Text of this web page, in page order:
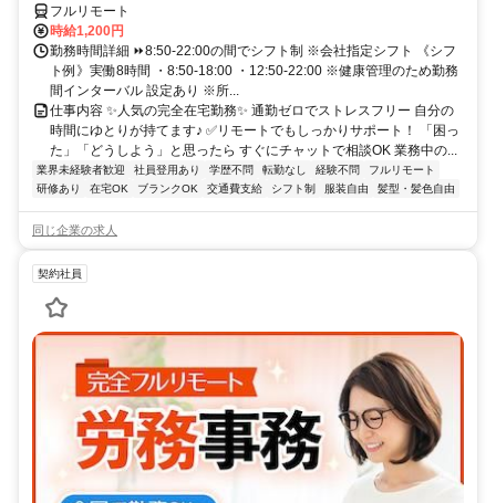
フルリモート
時給1,200円
勤務時間詳細 ⏩8:50-22:00の間でシフト制 ※会社指定シフト 《シフ
ト例》実働8時間 ・8:50-18:00 ・12:50-22:00 ※健康管理のため勤務
間インターバル 設定あり ※所...
仕事内容 ✨人気の完全在宅勤務✨ 通勤ゼロでストレスフリー 自分の
時間にゆとりが持てます♪ ✅リモートでもしっかりサポート！ 「困っ
た」「どうしよう」と思ったら すぐにチャットで相談OK 業務中の...
業界未経験者歓迎 社員登用あり 学歴不問 転勤なし 経験不問
フルリモート
研修あり
在宅OK ブランクOK 交通費支給 シフト制 服装自由 髪型・髪色自由
同じ企業の求人
契約社員